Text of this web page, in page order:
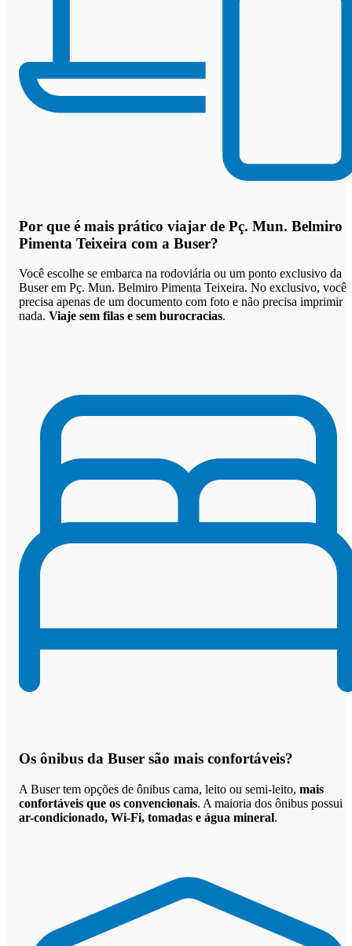
Por que é mais prático viajar de Pç. Mun. Belmiro
Pimenta Teixeira com a Buser?
Você escolhe se embarca na rodoviária ou um ponto exclusivo da
Buser em Pç. Mun. Belmiro Pimenta Teixeira. No exclusivo, você
precisa apenas de um documento com foto e não precisa imprimir
nada. Viaje sem filas e sem burocracias.
Os ônibus da Buser são mais confortáveis?
A Buser tem opções de ônibus cama, leito ou semi-leito, mais
confortáveis que os convencionais. A maioria dos ônibus possui
ar-condicionado, Wi-Fi, tomadas e água mineral.